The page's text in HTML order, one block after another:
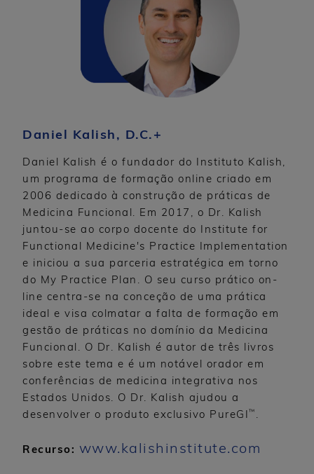
Daniel Kalish, D.C.+
Daniel Kalish é o fundador do Instituto Kalish,
um programa de formação online criado em
2006 dedicado à construção de práticas de
Medicina Funcional. Em 2017, o Dr. Kalish
juntou-se ao corpo docente do Institute for
Functional Medicine's Practice Implementation
e iniciou a sua parceria estratégica em torno
do My Practice Plan. O seu curso prático on-
line centra-se na conceção de uma prática
ideal e visa colmatar a falta de formação em
gestão de práticas no domínio da Medicina
Funcional. O Dr. Kalish é autor de três livros
sobre este tema e é um notável orador em
conferências de medicina integrativa nos
Estados Unidos. O Dr. Kalish ajudou a
desenvolver o produto exclusivo PureGI ™ .
Recurso: www.kalishinstitute.com